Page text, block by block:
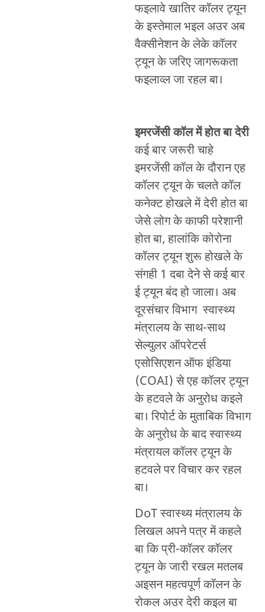
फइलावे खातिर कॉलर ट्यून
के इस्तेमाल भइल अउर अब
वैक्सीनेशन के लेके कॉलर
ट्यून के जरिए जागरूकता
फइलाव्ल जा रहल बा।
इमरजेंसी कॉल में होत बा देरी
कई बार जरूरी चाहे
इमरजेंसी कॉल के दौरान एह
कॉलर ट्यून के चलते कॉल
कनेक्ट होखले में देरी होत बा
जेसे लोग के काफी परेशानी
होत बा, हालांकि कोरोना
कॉलर ट्यून शुरू होखले के
संगही 1 दबा देने से कई बार
ई ट्यून बंद हो जाला। अब
दूरसंचार विभाग स्वास्थ्य
मंत्रालय के साथ-साथ
सेल्युलर ऑपरेटर्स
एसोसिएशन ऑफ इंडिया
(COAI) से एह कॉलर ट्यून
के हटवले के अनुरोध कइले
बा। रिपोर्ट के मुताबिक विभाग
के अनुरोध के बाद स्वास्थ्य
मंत्रायल कॉलर ट्यून के
हटवले पर विचार कर रहल
बा।
DoT स्वास्थ्य मंत्रालय के
लिखल अपने पत्र में कहले
बा कि प्री-कॉलर कॉलर
ट्यून के जारी रखल मतलब
अइसन महत्वपूर्ण कॉलन के
रोकल अउर देरी कइल बा